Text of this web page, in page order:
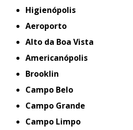
Higienópolis
Aeroporto
Alto da Boa Vista
Americanópolis
Brooklin
Campo Belo
Campo Grande
Campo Limpo